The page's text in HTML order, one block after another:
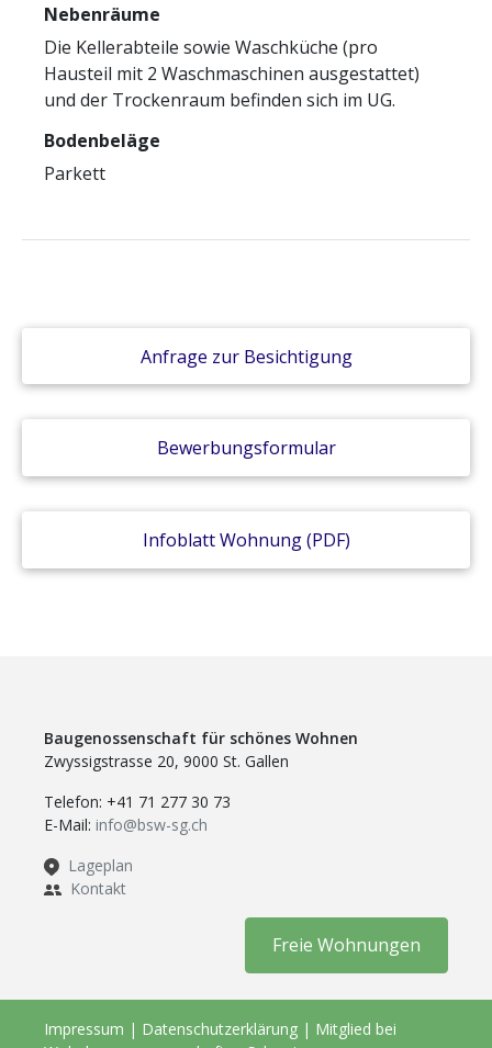
Nebenräume
Die Kellerabteile sowie Waschküche (pro
Hausteil mit 2 Waschmaschinen ausgestattet)
und der Trockenraum befinden sich im UG.
Bodenbeläge
Parkett
Anfrage zur Besichtigung
Bewerbungsformular
Infoblatt Wohnung (PDF)
Baugenossenschaft für schönes Wohnen
Zwyssigstrasse 20, 9000 St. Gallen
Telefon: +41 71 277 30 73
E-Mail: info@bsw-sg.ch
Lageplan
Kontakt
Freie Wohnungen
Impressum | Datenschutzerklärung | Mitglied bei